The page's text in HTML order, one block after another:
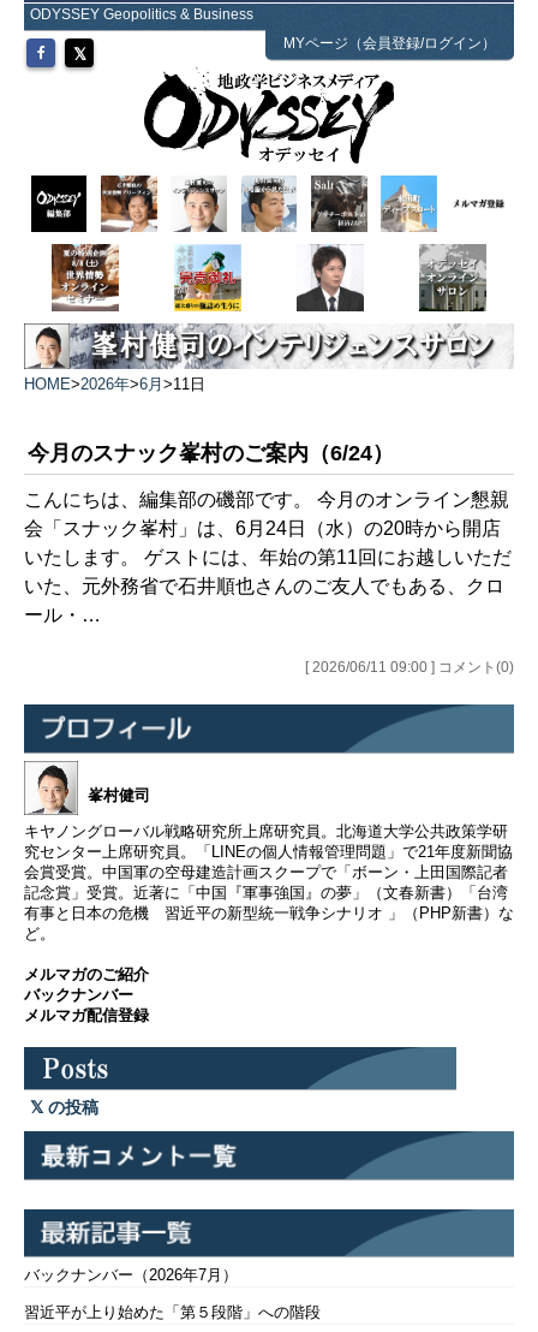
ODYSSEY Geopolitics & Business
MYページ（会員登録/ログイン）
HOME>2026年>6月 >11日
今月のスナック峯村のご案内（6/24）
こんにちは、編集部の磯部です。 今月のオンライン懇親
会「スナック峯村」は、6月24日（水）の20時から開店
いたします。 ゲストには、年始の第11回にお越しいただ
いた、元外務省で石井順也さんのご友人でもある、クロ
ール・…
[ 2026/06/11 09:00 ] コメント(0)
峯村健司
キヤノングローバル戦略研究所上席研究員。北海道大学公共政策学研
究センター上席研究員。「LINEの個人情報管理問題」で21年度新聞協
会賞受賞。中国軍の空母建造計画スクープで「ボーン・上田国際記者
記念賞」受賞。近著に「中国『軍事強国』の夢」（文春新書）「台湾
有事と日本の危機 習近平の新型統一戦争シナリオ 」（PHP新書）な
ど。
メルマガのご紹介
バックナンバー
メルマガ配信登録
の投稿
バックナンバー（2026年7月）
習近平が上り始めた「第５段階」への階段